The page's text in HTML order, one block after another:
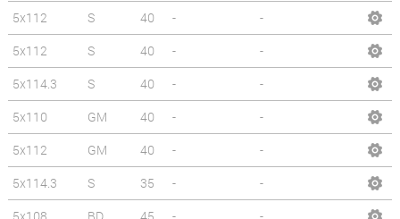
5x112
S 40 -
-
5x112
S 40 -
-
5x114.3
S 40 -
-
5x110
GM 40 -
-
5x112
GM 40 -
-
5x114.3
S 35 -
-
5x108
BD 45 -
-